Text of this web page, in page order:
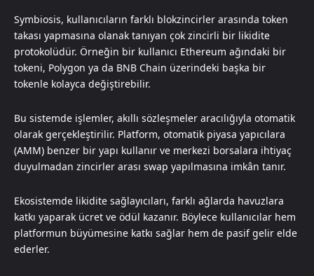
Symbiosis, kullanıcıların farklı blokzincirler arasında token
takası yapmasına olanak tanıyan çok zincirli bir likidite
protokolüdür. Örneğin bir kullanıcı Ethereum ağındaki bir
tokeni, Polygon ya da BNB Chain üzerindeki başka bir
tokenle kolayca değiştirebilir.
Bu sistemde işlemler, akıllı sözleşmeler aracılığıyla otomatik
olarak gerçekleştirilir. Platform, otomatik piyasa yapıcılara
(AMM) benzer bir yapı kullanır ve merkezi borsalara ihtiyaç
duyulmadan zincirler arası swap yapılmasına imkân tanır.
Ekosistemde likidite sağlayıcıları, farklı ağlarda havuzlara
katkı yaparak ücret ve ödül kazanır. Böylece kullanıcılar hem
platformun büyümesine katkı sağlar hem de pasif gelir elde
ederler.